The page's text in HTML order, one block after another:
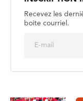
Recevez les
boite courriel.